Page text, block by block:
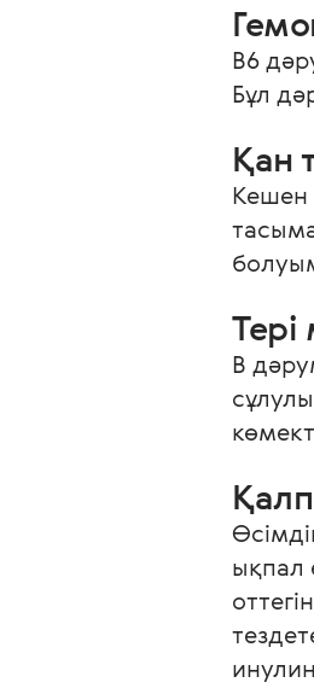
В6
Бұл
Қан
Кешен
В
ықпал